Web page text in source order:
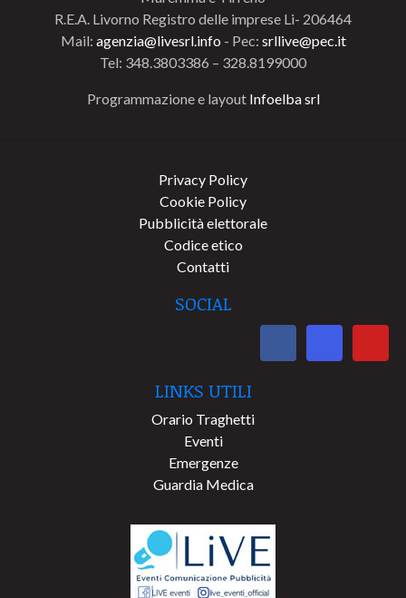
R.E.A. Livorno Registro delle imprese Li- 206464
Mail: agenzia@livesrl.info - Pec: srllive@pec.it
Tel: 348.3803386 – 328.8199000
Programmazione e layout Infoelba srl
Privacy Policy
Cookie Policy
Pubblicità elettorale
Codice etico
Contatti
SOCIAL
LINKS UTILI
Orario Traghetti
Eventi
Emergenze
Guardia Medica